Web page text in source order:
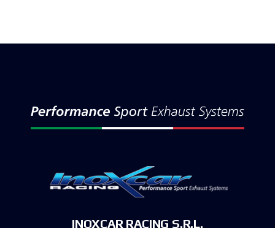
INOXCAR RACING S.R.L.